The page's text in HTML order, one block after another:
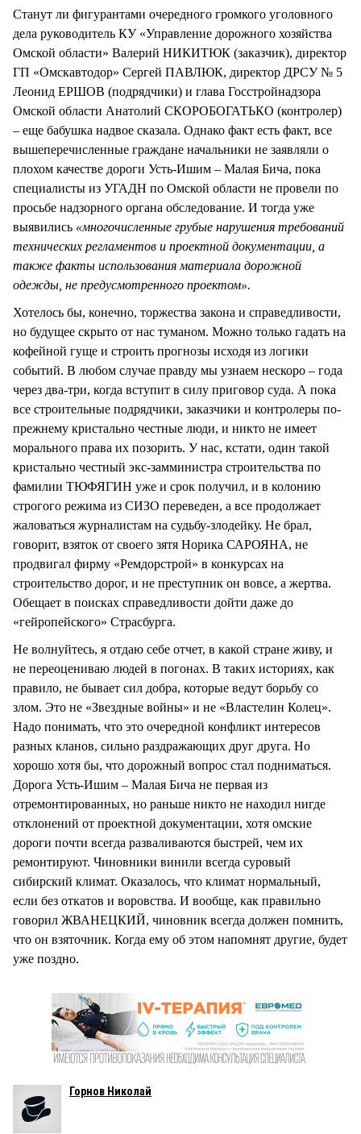
Станут ли фигурантами очередного громкого уголовного
дела руководитель КУ «Управление дорожного хозяйства
Омской области» Валерий НИКИТЮК (заказчик), директор
ГП «Омскавтодор» Сергей ПАВЛЮК, директор ДРСУ № 5
Леонид ЕРШОВ (подрядчики) и глава Госстройнадзора
Омской области Анатолий СКОРОБОГАТЬКО (контролер)
– еще бабушка надвое сказала. Однако факт есть факт, все
вышеперечисленные граждане начальники не заявляли о
плохом качестве дороги Усть-Ишим – Малая Бича, пока
специалисты из УГАДН по Омской области не провели по
просьбе надзорного органа обследование. И тогда уже
выявились «многочисленные грубые нарушения требований
технических регламентов и проектной документации, а
также факты использования материала дорожной
одежды, не предусмотренного проектом».
Хотелось бы, конечно, торжества закона и справедливости,
но будущее скрыто от нас туманом. Можно только гадать на
кофейной гуще и строить прогнозы исходя из логики
событий. В любом случае правду мы узнаем нескоро – года
через два-три, когда вступит в силу приговор суда. А пока
все строительные подрядчики, заказчики и контролеры по-
прежнему кристально честные люди, и никто не имеет
морального права их позорить. У нас, кстати, один такой
кристально честный экс-замминистра строительства по
фамилии ТЮФЯГИН уже и срок получил, и в колонию
строгого режима из СИЗО переведен, а все продолжает
жаловаться журналистам на судьбу-злодейку. Не брал,
говорит, взяток от своего зятя Норика САРОЯНА, не
продвигал фирму «Ремдорстрой» в конкурсах на
строительство дорог, и не преступник он вовсе, а жертва.
Обещает в поисках справедливости дойти даже до
«гейропейского» Страсбурга.
Не волнуйтесь, я отдаю себе отчет, в какой стране живу, и
не переоцениваю людей в погонах. В таких историях, как
правило, не бывает сил добра, которые ведут борьбу со
злом. Это не «Звездные войны» и не «Властелин Колец».
Надо понимать, что это очередной конфликт интересов
разных кланов, сильно раздражающих друг друга. Но
хорошо хотя бы, что дорожный вопрос стал подниматься.
Дорога Усть-Ишим – Малая Бича не первая из
отремонтированных, но раньше никто не находил нигде
отклонений от проектной документации, хотя омские
дороги почти всегда разваливаются быстрей, чем их
ремонтируют. Чиновники винили всегда суровый
сибирский климат. Оказалось, что климат нормальный,
если без откатов и воровства. И вообще, как правильно
говорил ЖВАНЕЦКИЙ, чиновник всегда должен помнить,
что он взяточник. Когда ему об этом напомнят другие, будет
уже поздно.
Горнов Николай